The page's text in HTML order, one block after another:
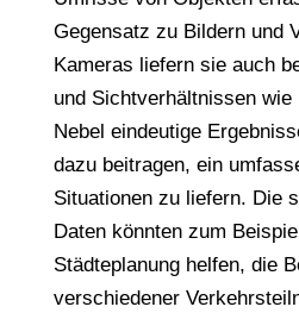
Gegensatz zu Bildern und
Kameras liefern sie auch
und Sichtverhältnissen wie
Nebel eindeutige
dazu beitragen, ein
Situationen zu liefern. Die
Daten könnten zum
Städteplanung helfen, die
verschiedener